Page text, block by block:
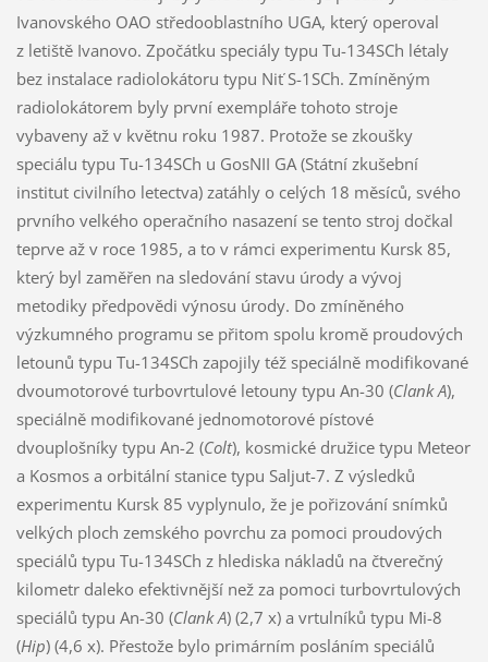
Ivanovského OAO středooblastního UGA, který operoval
z letiště Ivanovo. Zpočátku speciály typu Tu-134SCh létaly
bez instalace radiolokátoru typu Niť S-1SCh. Zmíněným
radiolokátorem byly první exempláře tohoto stroje
vybaveny až v květnu roku 1987. Protože se zkoušky
speciálu typu Tu-134SCh u GosNII GA (Státní zkušební
institut civilního letectva) zatáhly o celých 18 měsíců, svého
prvního velkého operačního nasazení se tento stroj dočkal
teprve až v roce 1985, a to v rámci experimentu Kursk 85,
který byl zaměřen na sledování stavu úrody a vývoj
metodiky předpovědi výnosu úrody. Do zmíněného
výzkumného programu se přitom spolu kromě proudových
letounů typu Tu-134SCh zapojily též speciálně modifikované
dvoumotorové turbovrtulové letouny typu An-30 (Clank A),
speciálně modifikované jednomotorové pístové
dvouplošníky typu An-2 (Colt), kosmické družice typu Meteor
a Kosmos a orbitální stanice typu Saljut-7. Z výsledků
experimentu Kursk 85 vyplynulo, že je pořizování snímků
velkých ploch zemského povrchu za pomoci proudových
speciálů typu Tu-134SCh z hlediska nákladů na čtverečný
kilometr daleko efektivnější než za pomoci turbovrtulových
speciálů typu An-30 (Clank A) (2,7 x) a vrtulníků typu Mi-8
(Hip) (4,6 x). Přestože bylo primárním posláním speciálů